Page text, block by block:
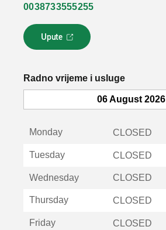
0038733555255
Upute
L
i
k
o
u
Radno vrijeme i usluge
06 August 2026
Monday CLOSED
Tuesday CLOSED
Wednesday CLOSED
Thursday CLOSED
Friday CLOSED